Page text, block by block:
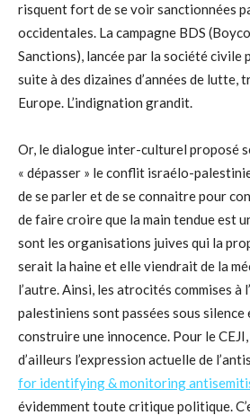
risquent fort de se voir sanctionnées
occidentales. La campagne BDS
Sanctions), lancée par la société civile
suite à des dizaines d’années de lutte,
Europe. L’indignation grandit.
Or, le dialogue inter-culturel proposé
« dépasser » le conflit israélo-
de se parler et de se connaitre pour
de faire croire que la main tendue est
sont les organisations juives qui la
serait la haine et elle viendrait de la
l’autre. Ainsi, les atrocités commises à
palestiniens sont passées sous silence
construire une innocence. Pour le
d’ailleurs l’expression actuelle de
for identifying & monitoring
évidemment toute critique politique.